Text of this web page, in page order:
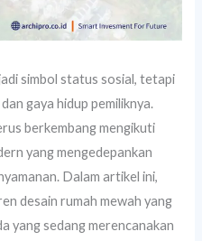
simbol status sosial, tetapi
gaya hidup pemiliknya.
berkembang mengikuti
yang mengedepankan
Dalam artikel ini,
desain rumah mewah yang
yang sedang merencanakan